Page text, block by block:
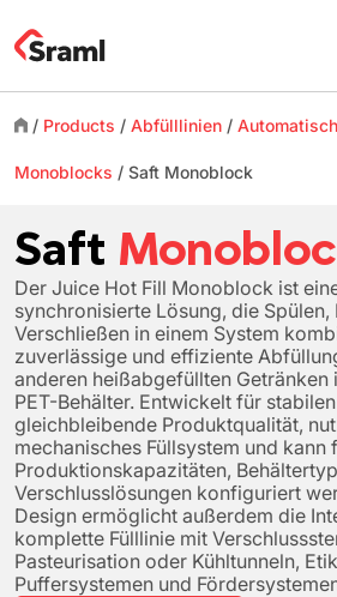
/ Products / Abfülllinien /
Monoblocks / Saft Monoblock
Saft
Der Juice Hot Fill Monoblock ist
synchronisierte Lösung, die Spülen,
Verschließen in einem System
zuverlässige und effiziente
anderen heißabgefüllten Getränken
PET-Behälter. Entwickelt für
gleichbleibende Produktqualität,
mechanisches Füllsystem und
Produktionskapazitäten,
Verschlusslösungen konfiguriert
Design ermöglicht außerdem die
komplette Fülllinie mit
Pasteurisation oder Kühltunneln,
Puffersystemen und